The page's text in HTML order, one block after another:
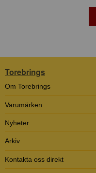
Torebrings
Om Torebrings
Varumärken
Nyheter
Arkiv
Kontakta oss direkt